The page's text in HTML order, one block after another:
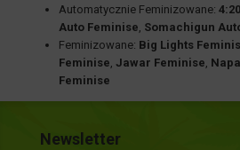
Automatycznie Feminizowane:
Auto Feminise, Somachigun
Feminizowane: Big Lights
Feminise, Jawar Feminise,
Feminise
Newsletter